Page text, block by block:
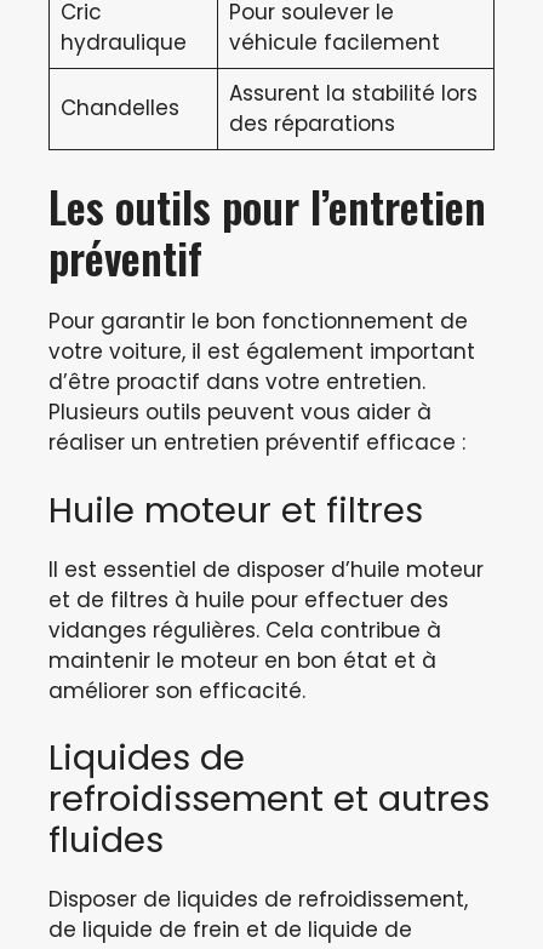
Cric
hydraulique
Pour soulever le
véhicule facilement
Chandelles
Assurent la stabilité lors
des réparations
Les outils pour l’entretien
préventif
Pour garantir le bon fonctionnement de
votre voiture, il est également important
d’être proactif dans votre entretien.
Plusieurs outils peuvent vous aider à
réaliser un entretien préventif efficace :
Huile moteur et filtres
Il est essentiel de disposer d’huile moteur
et de filtres à huile pour effectuer des
vidanges régulières. Cela contribue à
maintenir le moteur en bon état et à
améliorer son efficacité.
Liquides de
refroidissement et autres
fluides
Disposer de liquides de refroidissement,
de liquide de frein et de liquide de